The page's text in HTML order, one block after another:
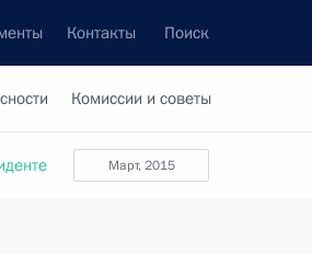
Контакты Поиск
Комиссии и советы
март, 2015